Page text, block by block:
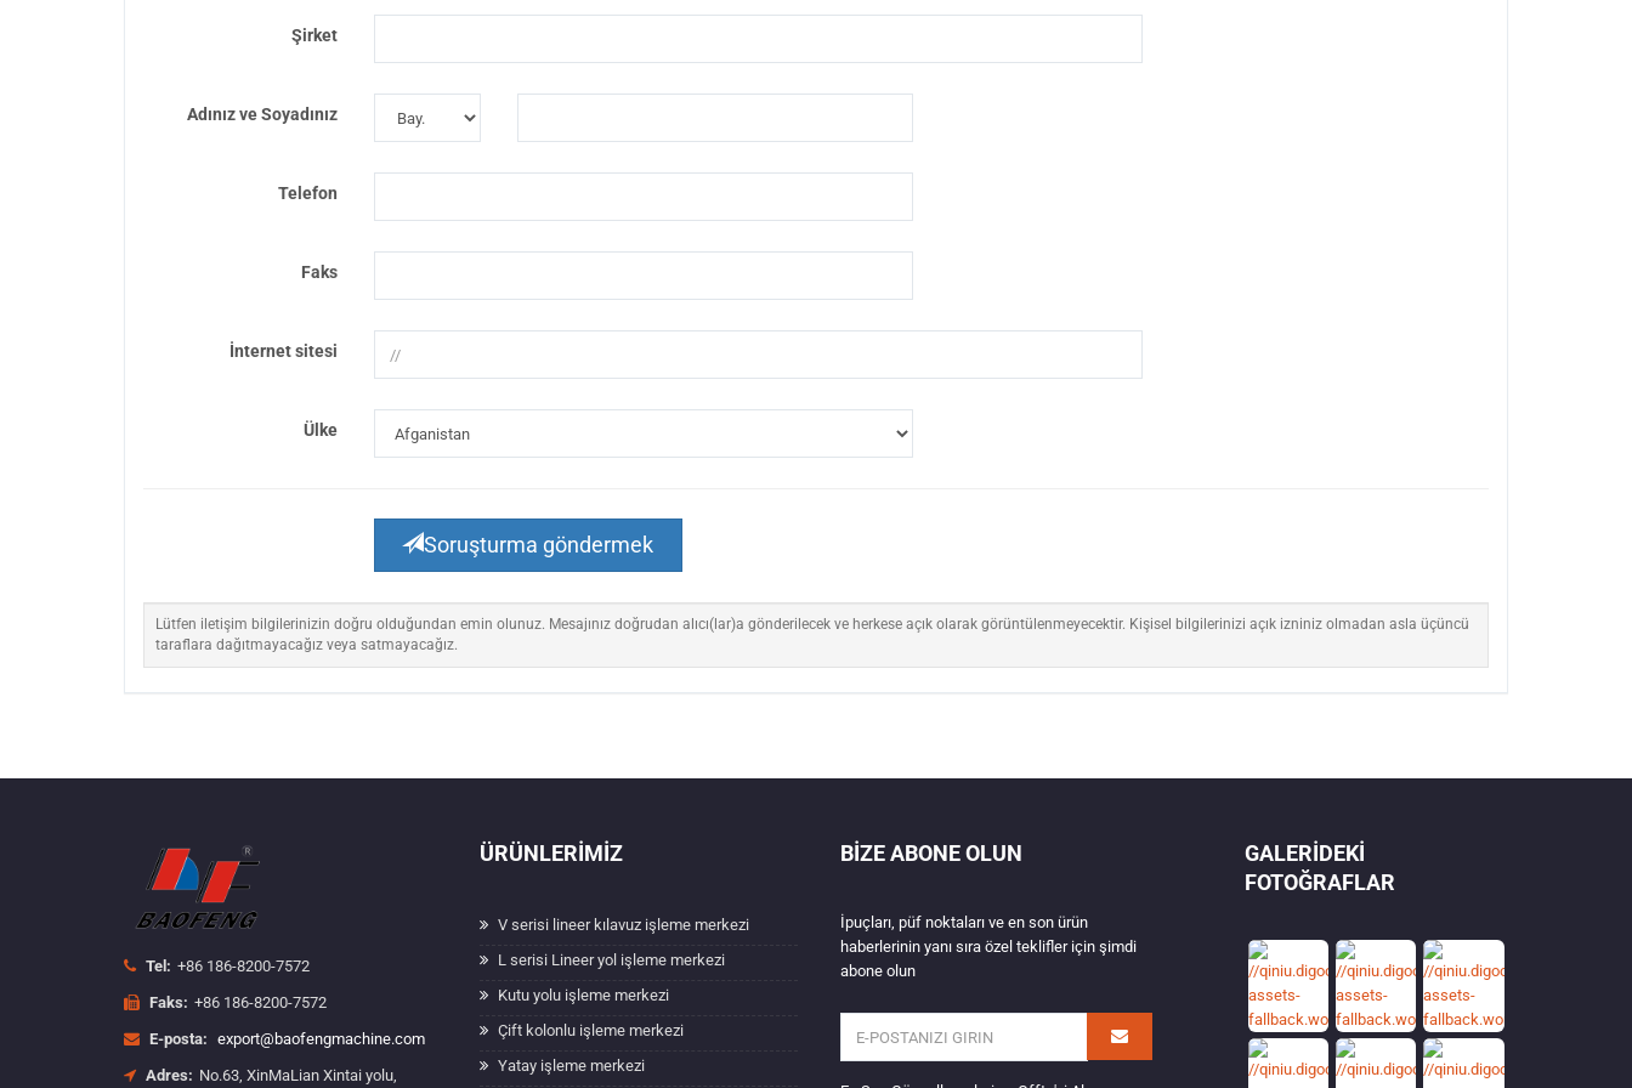
Şirket
Adınız ve Soyadınız
Telefon
Faks
İnternet sitesi
Ülke
Soruşturma göndermek
Lütfen iletişim bilgilerinizin doğru olduğundan emin olunuz. Mesajınız doğrudan alıcı(lar)a gönderilecek ve herkese açık olarak görüntülenmeyecektir. Kişisel bilgilerinizi açık izniniz olmadan asla üçüncü
taraflara dağıtmayacağız veya satmayacağız.
Tel: +86 186-8200-7572
Faks: +86 186-8200-7572
E-posta: export@baofengmachine.com
Adres: No.63, XinMaLian Xintai yolu,
ÜRÜNLERIMIZ
V serisi lineer kılavuz işleme merkezi
L serisi Lineer yol işleme merkezi
Kutu yolu işleme merkezi
Çift kolonlu işleme merkezi
Yatay işleme merkezi
BIZE ABONE OLUN
İpuçları, püf noktaları ve en son ürün
haberlerinin yanı sıra özel teklifler için şimdi
abone olun
GALERIDEKI
FOTOĞRAFLAR